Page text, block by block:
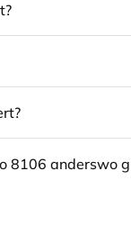
8106 anderswo